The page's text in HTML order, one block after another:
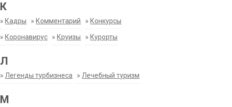
К
» Кадры » Комментарий » Конкурсы
» Коронавирус » Круизы » Курорты
Л
» Легенды турбизнеса » Лечебный туризм
М